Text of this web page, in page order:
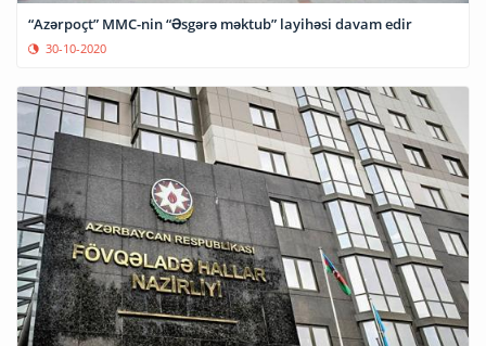
“Azərpoçt” MMC-nin “Əsgərə məktub” layihəsi davam edir
30-10-2020